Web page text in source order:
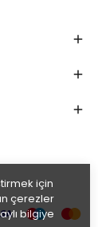
için
çerezler
bilgiye